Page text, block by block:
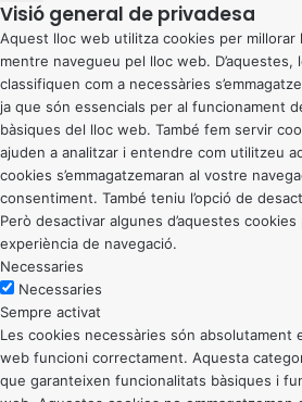
Visió general de privadesa
Aquest lloc web utilitza cookies per millorar
mentre navegueu pel lloc web. D’aquestes,
classifiquen com a necessàries
ja que són essencials per al funcionament
bàsiques del lloc web. També fem servir
ajuden a analitzar i entendre com utilitzeu
cookies s’emmagatzemaran al vostre
consentiment. També teniu l’opció de
Però desactivar algunes d’aquestes
experiència de navegació.
Necessaries
Necessaries
Sempre activat
Les cookies necessàries són absolutament
web funcioni correctament. Aquesta
que garanteixen funcionalitats bàsiques i